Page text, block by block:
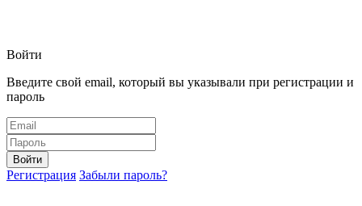
Войти
Введите свой email, который вы указывали при регистрации и
пароль
Войти
Регистрация Забыли пароль?